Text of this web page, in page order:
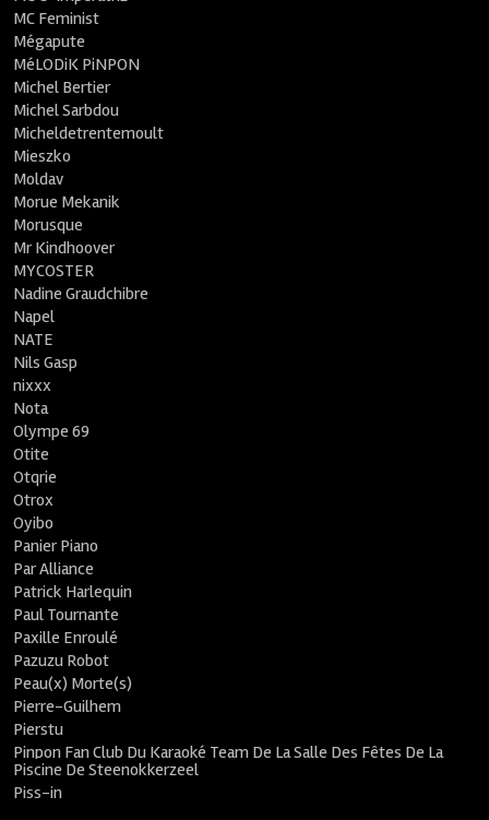
MC Feminist
Mégapute
MéLODiK PiNPON
Michel Bertier
Michel Sarbdou
Micheldetrentemoult
Mieszko
Moldav
Morue Mekanik
Morusque
Mr Kindhoover
MYCOSTER
Nadine Graudchibre
Napel
NATE
Nils Gasp
nixxx
Nota
Olympe 69
Otite
Otqrie
Otrox
Oyibo
Panier Piano
Par Alliance
Patrick Harlequin
Paul Tournante
Paxille Enroulé
Pazuzu Robot
Peau(x) Morte(s)
Pierre-Guilhem
Pierstu
Pinpon Fan Club Du Karaoké Team De La Salle Des Fêtes De La
Piscine De Steenokkerzeel
Piss-in